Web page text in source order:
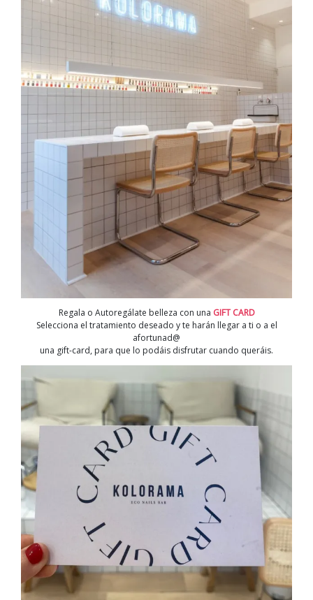
Regala o Autoregálate belleza con una GIFT CARD
Selecciona el tratamiento deseado y te harán llegar a ti o a el
afortunad@
una gift-card, para que lo podáis disfrutar cuando queráis.